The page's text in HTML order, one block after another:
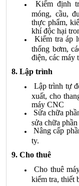
Kiểm định
móng, cầu,
thực phẩm,
khí độc hại
Kiểm tra áp
thống bơm,
điện, các máy
8. Lập trình
Lập trình tự
xuất, cho
máy CNC
Sửa chữa
sửa chữa
Nâng cấp
ty.
9. Cho thuê
Cho thuê
kiểm tra, thiết